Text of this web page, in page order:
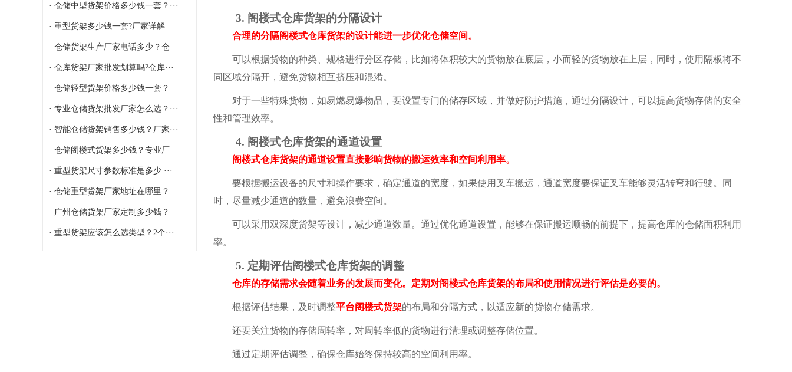
· 仓储中型货架价格多少钱一套？···
· 重型货架多少钱一套?厂家详解
· 仓储货架生产厂家电话多少？仓···
· 仓库货架厂家批发划算吗?仓库···
· 仓储轻型货架价格多少钱一套？···
· 专业仓储货架批发厂家怎么选？···
· 智能仓储货架销售多少钱？厂家···
· 仓储阁楼式货架多少钱？专业厂···
· 重型货架尺寸参数标准是多少 ···
· 仓储重型货架厂家地址在哪里？
· 广州仓储货架厂家定制多少钱？···
· 重型货架应该怎么选类型？2个···
3. 阁楼式仓库货架的分隔设计
合理的分隔阁楼式仓库货架的设计能进一步优化仓储空间。
可以根据货物的种类、规格进行分区存储，比如将体积较大的货物放在底层，小而轻的货物放在上层，同时，使用隔板将不
同区域分隔开，避免货物相互挤压和混淆。
对于一些特殊货物，如易燃易爆物品，要设置专门的储存区域，并做好防护措施，通过分隔设计，可以提高货物存储的安全
性和管理效率。
4. 阁楼式仓库货架的通道设置
阁楼式仓库货架的通道设置直接影响货物的搬运效率和空间利用率。
要根据搬运设备的尺寸和操作要求，确定通道的宽度，如果使用叉车搬运，通道宽度要保证叉车能够灵活转弯和行驶。同
时，尽量减少通道的数量，避免浪费空间。
可以采用双深度货架等设计，减少通道数量。通过优化通道设置，能够在保证搬运顺畅的前提下，提高仓库的仓储面积利用
率。
5. 定期评估阁楼式仓库货架的调整
仓库的存储需求会随着业务的发展而变化。定期对阁楼式仓库货架的布局和使用情况进行评估是必要的。
根据评估结果，及时调整平台阁楼式货架的布局和分隔方式，以适应新的货物存储需求。
还要关注货物的存储周转率，对周转率低的货物进行清理或调整存储位置。
通过定期评估调整，确保仓库始终保持较高的空间利用率。